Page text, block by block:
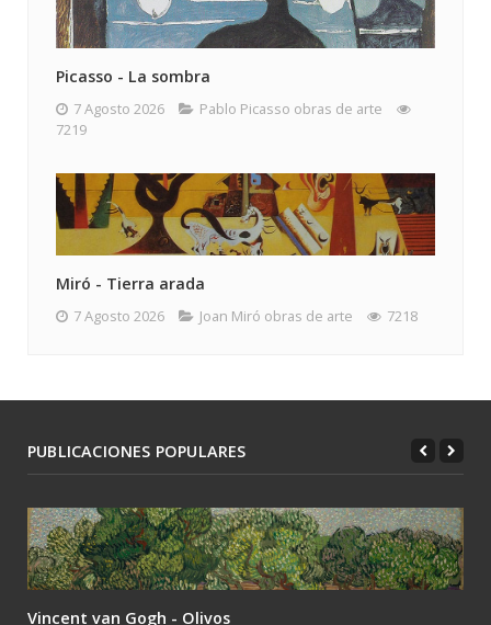
Picasso - La sombra
7 Agosto 2026
Pablo Picasso obras de arte
7219
Miró - Tierra arada
7 Agosto 2026 Joan Miró obras de arte 7218
PUBLICACIONES POPULARES
Vincent van Gogh - Olivos